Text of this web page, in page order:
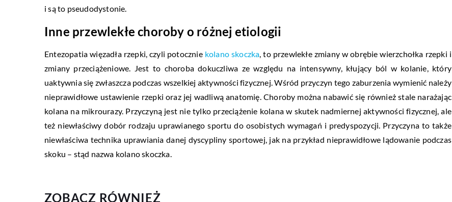
i są to pseudodystonie.
Inne przewlekłe choroby o różnej etiologii
Entezopatia więzadła rzepki, czyli potocznie kolano skoczka, to przewlekłe zmiany w obrębie wierzchołka rzepki i
zmiany przeciążeniowe. Jest to choroba dokuczliwa ze względu na intensywny, kłujący ból w kolanie, który
uaktywnia się zwłaszcza podczas wszelkiej aktywności fizycznej. Wśród przyczyn tego zaburzenia wymienić należy
nieprawidłowe ustawienie rzepki oraz jej wadliwą anatomię. Choroby można nabawić się również stale narażając
kolana na mikrourazy. Przyczyną jest nie tylko przeciążenie kolana w skutek nadmiernej aktywności fizycznej, ale
też niewłaściwy dobór rodzaju uprawianego sportu do osobistych wymagań i predyspozycji. Przyczyna to także
niewłaściwa technika uprawiania danej dyscypliny sportowej, jak na przykład nieprawidłowe lądowanie podczas
skoku – stąd nazwa kolano skoczka.
ZOBACZ RÓWNIEŻ